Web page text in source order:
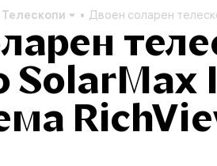
Телескопи Двоен соларен
SolarMax